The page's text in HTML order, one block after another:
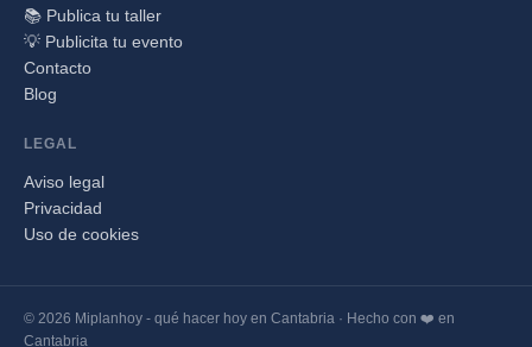
📚 Publica tu taller
💡 Publicita tu evento
Contacto
Blog
LEGAL
Aviso legal
Privacidad
Uso de cookies
© 2026 Miplanhoy - qué hacer hoy en Cantabria · Hecho con ❤️ en
Cantabria